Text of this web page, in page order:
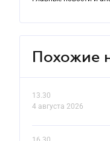
Главные новости и
Похожие
13.30
4 августа 2026